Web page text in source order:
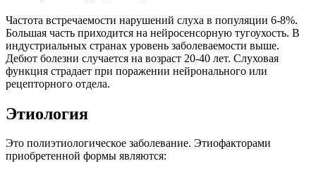
Частота встречаемости нарушений слуха в популяции 6-8%.
Большая часть приходится на нейросенсорную тугоухость. В
индустриальных странах уровень заболеваемости выше.
Дебют болезни случается на возраст 20-40 лет. Слуховая
функция страдает при поражении нейронального или
рецепторного отдела.
Этиология
Это полиэтиологическое заболевание. Этиофакторами
приобретенной формы являются: